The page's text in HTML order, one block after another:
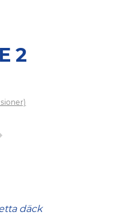
2
däck